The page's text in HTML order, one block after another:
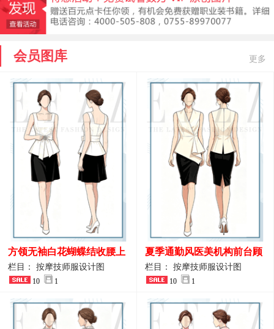
会员图库 更多
方领无袖白花蝴蝶结收腰上
衣 SPA会所接待工作制服设
计
栏目： 按摩技师服设计图
10 1
夏季通勤风医美机构前台顾
问端庄工作制服
栏目： 按摩技师服设计图
10 1